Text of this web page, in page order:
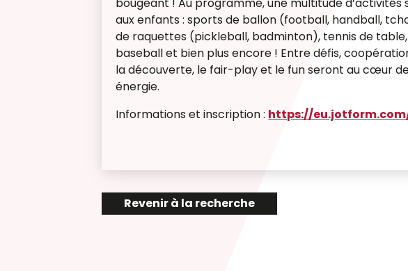
aux enfants : sports de ballon (football, handball,
de raquettes (pickleball, badminton), tennis de
baseball et bien plus encore ! Entre défis,
la découverte, le fair-play et le fun seront au cœur
énergie.
Informations et inscription : https://eu.jotform.com/
Revenir à la recherche